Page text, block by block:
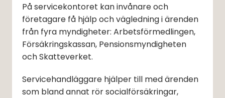
På servicekontoret kan invånare och
företagare få hjälp och vägledning i ärenden
från fyra myndigheter: Arbetsförmedlingen,
Försäkringskassan, Pensionsmyndigheten
och Skatteverket.
Servicehandläggare hjälper till med ärenden
som bland annat rör socialförsäkringar,